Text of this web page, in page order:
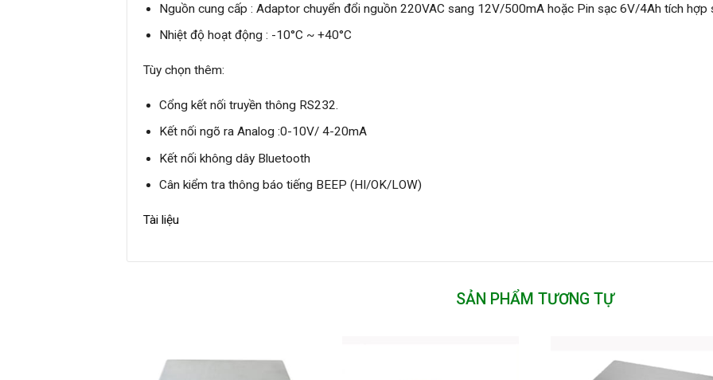
Nguồn cung cấp : Adaptor chuyển đổi nguồn 220VAC sang 12V/500mA hoặc Pin sạc 6V/4Ah tích hợp
Nhiệt độ hoạt động : -10°C ~ +40°C
Tùy chọn thêm:
Cổng kết nối truyền thông RS232.
Kết nối ngõ ra Analog :0-10V/ 4-20mA
Kết nối không dây Bluetooth
Cân kiểm tra thông báo tiếng BEEP (HI/OK/LOW)
Tài liệu
SẢN PHẨM TƯƠNG TỰ